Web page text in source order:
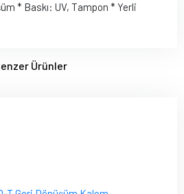
* Baskı: UV, Tampon * Yerli
Ürünler